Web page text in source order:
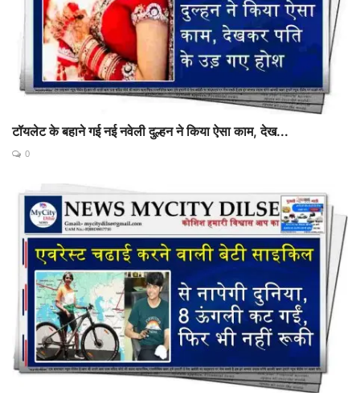
टॉयलेट के बहाने गई नई नवेली दुल्हन ने किया ऐसा काम, देख...
0